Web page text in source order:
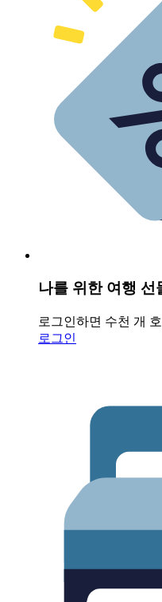
나를 위한 여행 선
로그인하면 수천 개
로그인